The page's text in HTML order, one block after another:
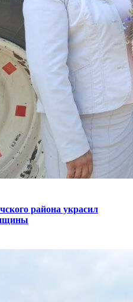
района украсил